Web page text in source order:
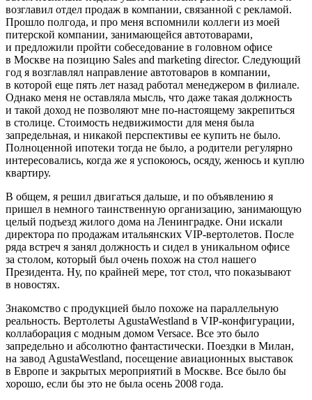
возглавил отдел продаж в компании, связанной с рекламой.
Прошло полгода, и про меня вспомнили коллеги из моей
питерской компании, занимающейся автотоварами,
и предложили пройти собеседование в головном офисе
в Москве на позицию Sales and marketing director. Следующий
год я возглавлял направление автотоваров в компании,
в которой еще пять лет назад работал менеджером в филиале.
Однако меня не оставляла мысль, что даже такая должность
и такой доход не позволяют мне по-настоящему закрепиться
в столице. Стоимость недвижимости для меня была
запредельная, и никакой перспективы ее купить не было.
Полноценной ипотеки тогда не было, а родители регулярно
интересовались, когда же я успокоюсь, осяду, женюсь и куплю
квартиру.
В общем, я решил двигаться дальше, и по объявлению я
пришел в немного таинственную организацию, занимающую
целый подъезд жилого дома на Ленинградке. Они искали
директора по продажам итальянских VIP-вертолетов. После
ряда встреч я занял должность и сидел в уникальном офисе
за столом, который был очень похож на стол нашего
Президента. Ну, по крайней мере, тот стол, что показывают
в новостях.
Знакомство с продукцией было похоже на параллельную
реальность. Вертолеты AgustaWestland в VIP-конфигурации,
коллаборация с модным домом Versace. Все это было
запредельно и абсолютно фантастически. Поездки в Милан,
на завод AgustaWestland, посещение авиационных выставок
в Европе и закрытых мероприятий в Москве. Все было бы
хорошо, если бы это не была осень 2008 года.